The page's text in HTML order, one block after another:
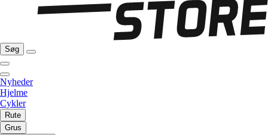
Søg
Nyheder
Hjelme
Cykler
Rute
Grus